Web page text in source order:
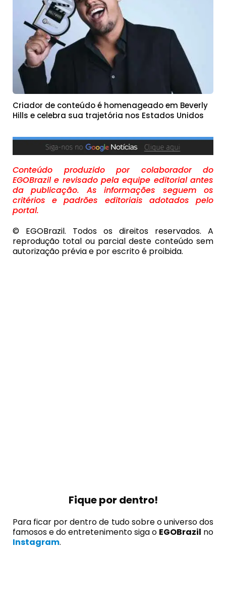
Criador de conteúdo é homenageado em Beverly
Hills e celebra sua trajetória nos Estados Unidos
Conteúdo produzido por colaborador do
EGOBrazil e revisado pela equipe editorial antes
da publicação. As informações seguem os
critérios e padrões editoriais adotados pelo
portal.
© EGOBrazil. Todos os direitos reservados. A
reprodução total ou parcial deste conteúdo sem
autorização prévia e por escrito é proibida.
Fique por dentro!
Para ficar por dentro de tudo sobre o universo dos
famosos e do entretenimento siga o EGOBrazil no
Instagram.